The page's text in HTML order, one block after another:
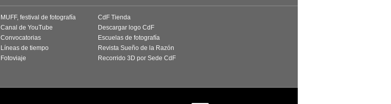
MUFF, festival de fotografía
Canal de YouTube
Convocatorias
Líneas de tiempo
Fotoviaje
CdF Tienda
Descargar logo CdF
Escuelas de fotografía
Revista Sueño de la Razón
Recorrido 3D por Sede CdF